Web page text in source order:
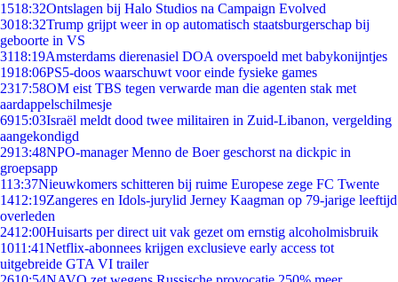
1518:32Ontslagen bij Halo Studios na Campaign Evolved
3018:32Trump grijpt weer in op automatisch staatsburgerschap bij
geboorte in VS
3118:19Amsterdams dierenasiel DOA overspoeld met babykonijntjes
1918:06PS5-doos waarschuwt voor einde fysieke games
2317:58OM eist TBS tegen verwarde man die agenten stak met
aardappelschilmesje
6915:03Israël meldt dood twee militairen in Zuid-Libanon, vergelding
aangekondigd
2913:48NPO-manager Menno de Boer geschorst na dickpic in
groepsapp
113:37Nieuwkomers schitteren bij ruime Europese zege FC Twente
1412:19Zangeres en Idols-jurylid Jerney Kaagman op 79-jarige leeftijd
overleden
2412:00Huisarts per direct uit vak gezet om ernstig alcoholmisbruik
1011:41Netflix-abonnees krijgen exclusieve early access tot
uitgebreide GTA VI trailer